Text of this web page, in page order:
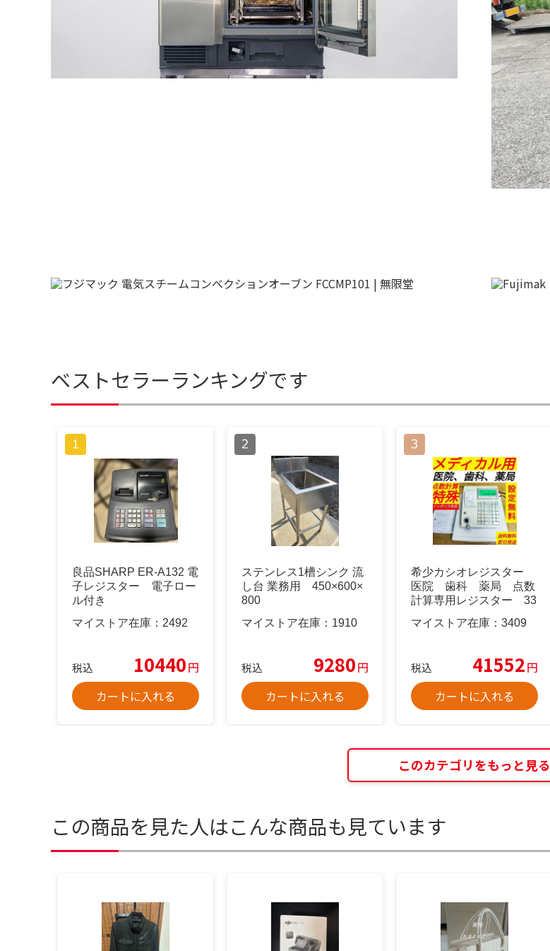
ベストセラーランキングです
良品SHARP ER-A132 電
子レジスター 電子ロー
ル付き
マイストア在庫： 2492
税込 10440円
カートに入れる
ステンレス1槽シンク 流
し台 業務用 450×600×
800
マイストア在庫： 1910
税込 9280円
カートに入れる
希少カシオレジスター
医院 歯科 薬局 点数
計算専用レジスター 33
マイストア在庫： 3409
税込 41552円
カートに入れる
このカテゴリをもっと見る
この商品を見た人はこんな商品も見ています